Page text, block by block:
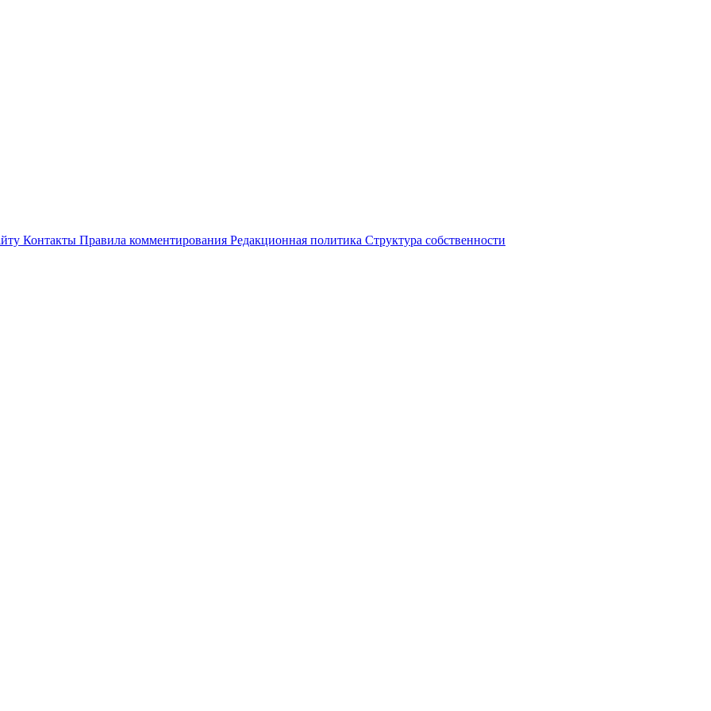
Контакты Правила комментирования Редакционная политика Структура собственности